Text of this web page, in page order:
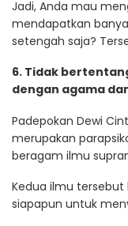
Jadi, Anda mau
mendapatkan
setengah saja?
6. Tidak
dengan agama
Padepokan Dewi
merupakan
beragam ilmu
Kedua ilmu
siapapun untuk